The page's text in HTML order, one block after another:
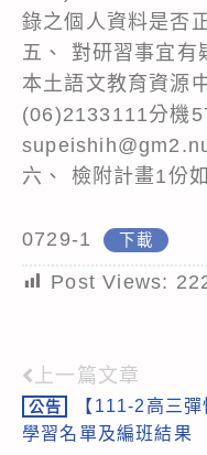
錄之個人資料是否
五、 對研習事宜有
本土語文教育資源
(06)2133111分機
六、 檢附計畫1份
0729-1 下載
Post Views:
Read
more
上一篇文章
公告
【111-2高三
學習名單及編班結果